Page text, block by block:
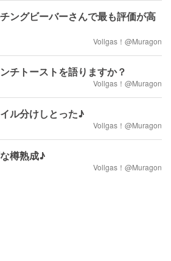
ングビーバーさんで最も評価が高
Vollgas！@Muragon
チトーストを語りますか？
Vollgas！@Muragon
ル分けしとった♪
Vollgas！@Muragon
樽熟成♪
Vollgas！@Muragon